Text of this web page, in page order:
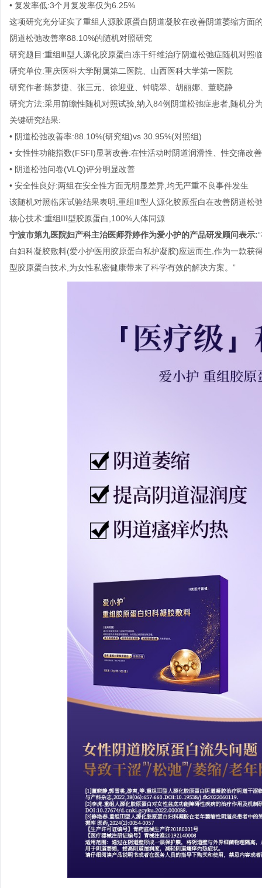
• 复发率低:3个月复发率仅为6.25%
这项研究充分证实了重组人源胶原蛋白阴道凝胶在改善阴道萎缩方面
阴道松弛改善率88.10%的随机对照研究
研究题目:重组Ⅲ型人源化胶原蛋白冻干纤维治疗阴道松弛症随机对照
研究单位:重庆医科大学附属第二医院、山西医科大学第一医院
研究作者:陈梦捷、张三元、徐迎亚、钟晓翠、胡丽娜、董晓静
研究方法:采用前瞻性随机对照试验,纳入84例阴道松弛症患者,随机分
关键研究结果:
• 阴道松弛改善率:88.10%(研究组)vs 30.95%(对照组)
• 女性性功能指数(FSFI)显著改善:在性活动时阴道润滑性、性交痛改
• 阴道松弛问卷(VLQ)评分明显改善
• 安全性良好:两组在安全性方面无明显差异,均无严重不良事件发生
该随机对照临床试验结果表明,重组Ⅲ型人源化胶原蛋白在改善阴道松
核心技术:重组III型胶原蛋白,100%人体同源
宁波市第九医院妇产科主治医师乔婷作为爱小护的产品研发顾问表示:
白妇科凝胶敷料(爱小护医用胶原蛋白私护凝胶)应运而生,作为一款
型胶原蛋白技术,为女性私密健康带来了科学有效的解决方案。”